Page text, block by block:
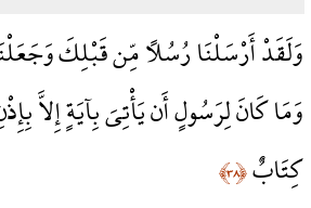
وَلَقَدْ أَرْسَلْنَا رُسُلاً مِّن قَبْلِكَ
وَمَا كَانَ لِرَسُولٍ أَن يَأْتِيَ بِآيَةٍ إِلاَّ
كِتَابٌ﴿٣٨﴾